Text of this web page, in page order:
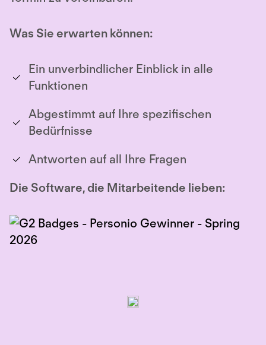
Was Sie erwarten können:
Ein unverbindlicher Einblick in alle
Funktionen
Abgestimmt auf Ihre spezifischen
Bedürfnisse
Antworten auf all Ihre Fragen
Die Software, die Mitarbeitende lieben: